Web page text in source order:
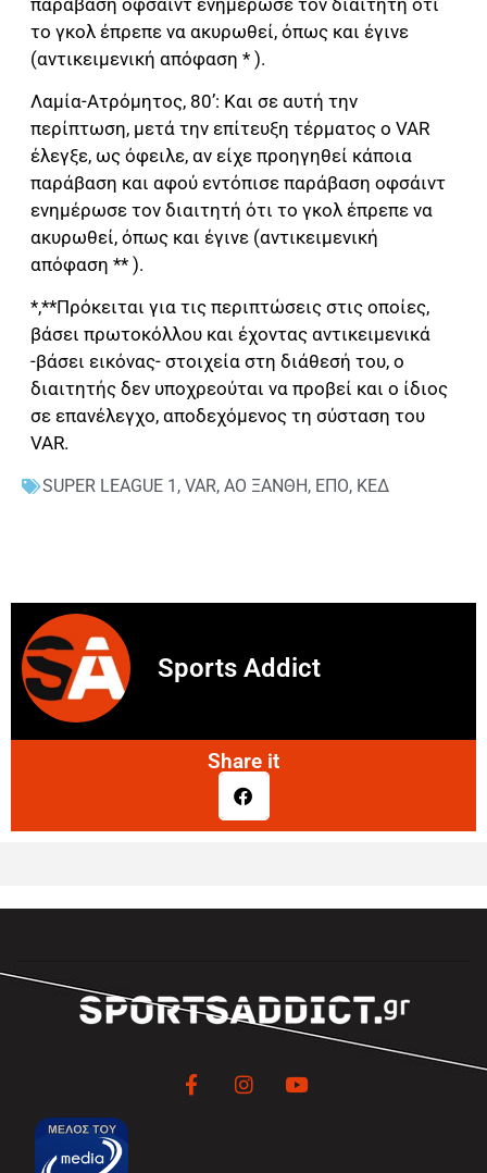
το γκολ έπρεπε να ακυρωθεί, όπως και έγινε
(αντικειμενική απόφαση * ).
Λαμία-Ατρόμητος, 80’: Και σε αυτή την
περίπτωση, μετά την επίτευξη τέρματος ο VAR
έλεγξε, ως όφειλε, αν είχε προηγηθεί κάποια
παράβαση και αφού εντόπισε παράβαση οφσάιντ
ενημέρωσε τον διαιτητή ότι το γκολ έπρεπε να
ακυρωθεί, όπως και έγινε (αντικειμενική
απόφαση ** ).
*,**Πρόκειται για τις περιπτώσεις στις οποίες,
βάσει πρωτοκόλλου και έχοντας αντικειμενικά
-βάσει εικόνας- στοιχεία στη διάθεσή του, ο
διαιτητής δεν υποχρεούται να προβεί και ο ίδιος
σε επανέλεγχο, αποδεχόμενος τη σύσταση του
VAR.
SUPER LEAGUE 1 , VAR, ΑΟ ΞΑΝΘΗ, ΕΠΟ, ΚΕΔ
Sports Addict
Share it